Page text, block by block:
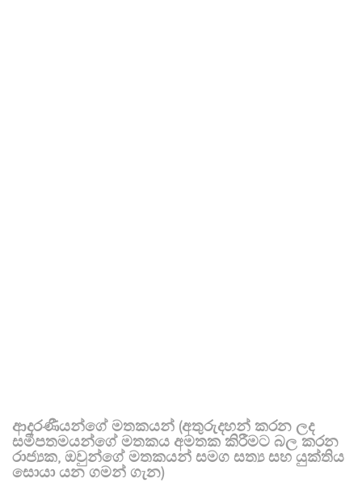
ආදරණීයන්ගේ මතකයන් (අතුරුදහන් කරන ලද
සමීපතමයන්ගේ මතකය අමතක කිරීමට බල කරන
රාජ්‍යක, ඔවුන්ගේ මතකයන් සමග සත්‍ය සහ යුක්තිය
සොයා යන ගමන් ගැන)